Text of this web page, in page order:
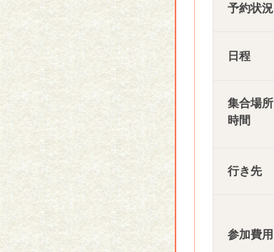
予約状況
日程
集合場所
時間
行き先
参加費用